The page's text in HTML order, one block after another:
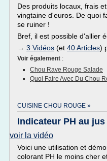
Des produits locaux, frais
vingtaine d'euros. De quoi
se ruiner !
Bref, il est possible d'allier
→ 3 Vidéos (et 40 Articles)
Voir également :
Chou Rave Rouge Salade
Quoi Faire Avec Du Chou
CUISINE CHOU ROUGE »
Indicateur PH au
voir la vidéo
Voici une utilisation et
colorant PH le moins cher